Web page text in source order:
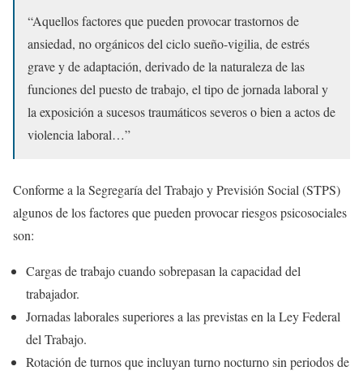
“Aquellos factores que pueden provocar trastornos de
ansiedad, no orgánicos del ciclo sueño-vigilia, de estrés
grave y de adaptación, derivado de la naturaleza de las
funciones del puesto de trabajo, el tipo de jornada laboral y
la exposición a sucesos traumáticos severos o bien a actos de
violencia laboral…”
Conforme a la Segregaría del Trabajo y Previsión Social (STPS)
algunos de los factores que pueden provocar riesgos psicosociales
son:
Cargas de trabajo cuando sobrepasan la capacidad del
trabajador.
Jornadas laborales superiores a las previstas en la Ley Federal
del Trabajo.
Rotación de turnos que incluyan turno nocturno sin periodos de